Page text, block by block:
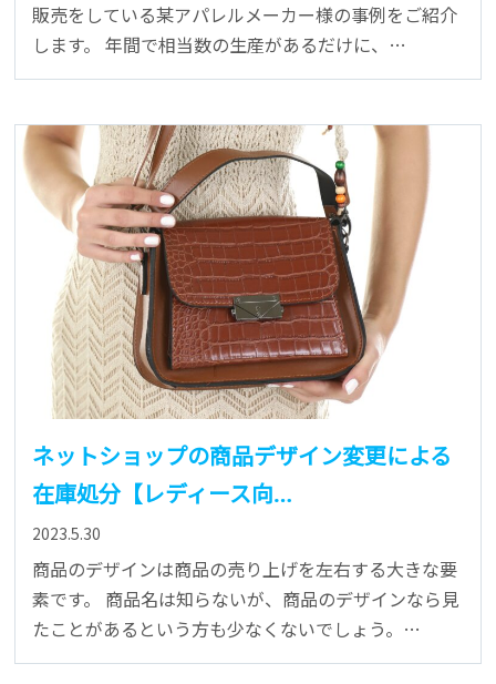
販売をしている某アパレルメーカー様の事例をご紹介
します。 年間で相当数の生産があるだけに、…
ネットショップの商品デザイン変更による
在庫処分【レディース向…
2023.5.30
商品のデザインは商品の売り上げを左右する大きな要
素です。 商品名は知らないが、商品のデザインなら見
たことがあるという方も少なくないでしょう。…